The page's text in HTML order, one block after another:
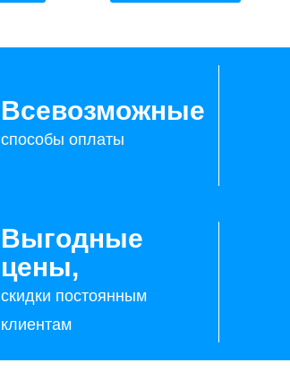
Всевозможные
способы оплаты
Выгодные
цены,
скидки постоянным
клиентам